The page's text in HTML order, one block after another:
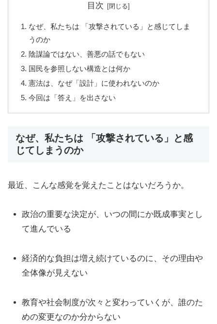
目次
なぜ、私たちは 「攻撃されている」と感じてしま
うのか
陰謀論ではない、善悪の話でもない
国民を参照しない構造とは何か
憲法は、なぜ「設計」に使われないのか
今回は「答え」を出さない
なぜ、私たちは 「攻撃されている」と感
じてしまうのか
最近、こんな感覚を覚えたことはないだろうか。
政治の重要な決定が、いつの間にか既成事実とし
て進んでいる
経済的な負担は増え続けているのに、その理由や
全体像が見えない
教育や社会制度が次々と変わっていくが、誰のた
めの変更なのか分からない